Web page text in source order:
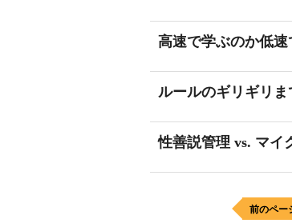
高速で学ぶのか低
ルールのギリギリ
性善説管理 vs. マイ
前のペー